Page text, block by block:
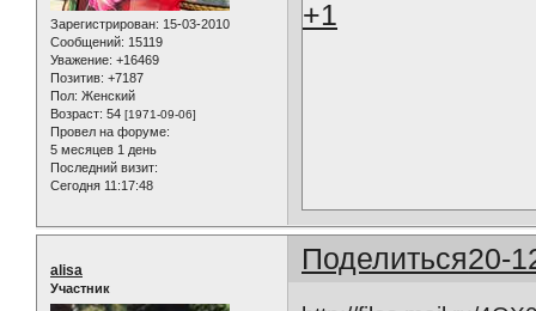
Зарегистрирован: 15-03-2010
Сообщений: 15119
Уважение: +16469
Позитив: +7187
Пол: Женский
Возраст: 54 [1971-09-06]
Провел на форуме:
5 месяцев 1 день
Последний визит:
Сегодня 11:17:48
+1
Поделиться20-
alisa
Участник